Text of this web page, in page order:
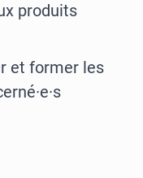
produits
et former les